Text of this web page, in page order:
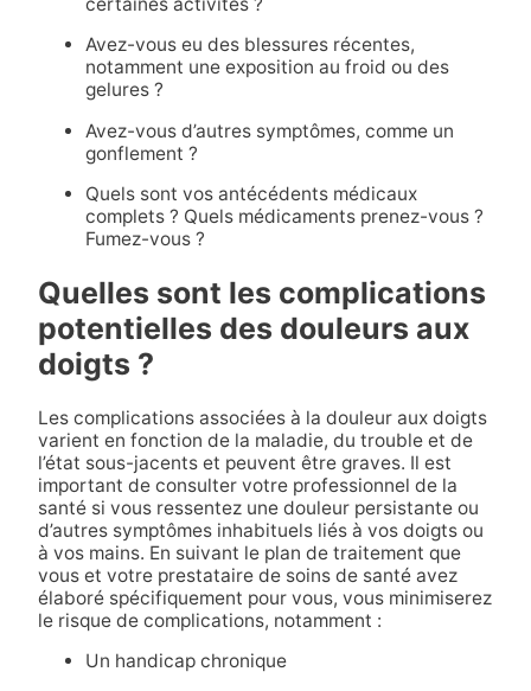
Avez-vous eu des blessures récentes,
notamment une exposition au froid ou des
gelures ?
Avez-vous d’autres symptômes, comme un
gonflement ?
Quels sont vos antécédents médicaux
complets ? Quels médicaments prenez-vous ?
Fumez-vous ?
Quelles sont les complications
potentielles des douleurs aux
doigts ?
Les complications associées à la douleur aux doigts
varient en fonction de la maladie, du trouble et de
l’état sous-jacents et peuvent être graves. Il est
important de consulter votre professionnel de la
santé si vous ressentez une douleur persistante ou
d’autres symptômes inhabituels liés à vos doigts ou
à vos mains. En suivant le plan de traitement que
vous et votre prestataire de soins de santé avez
élaboré spécifiquement pour vous, vous minimiserez
le risque de complications, notamment :
Un handicap chronique